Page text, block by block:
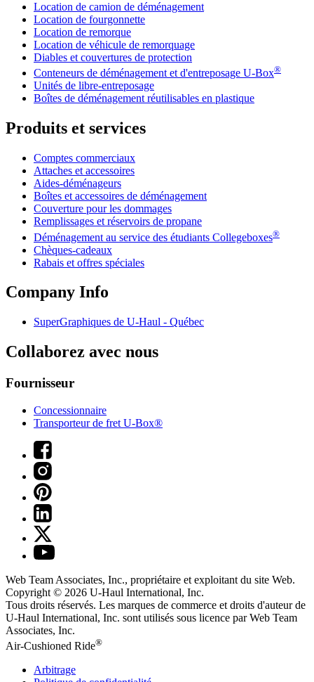
Location de camion de déménagement
Location de fourgonnette
Location de remorque
Location de véhicule de remorquage
Diables et couvertures de protection
Conteneurs de déménagement et d'entreposage U-Box®
Unités de libre-entreposage
Boîtes de déménagement réutilisables en plastique
Produits et services
Comptes commerciaux
Attaches et accessoires
Aides-déménageurs
Boîtes et accessoires de déménagement
Couverture pour les dommages
Remplissages et réservoirs de propane
Déménagement au service des étudiants Collegeboxes®
Chèques-cadeaux
Rabais et offres spéciales
Company Info
SuperGraphiques de U-Haul - Québec
Collaborez avec nous
Fournisseur
Concessionnaire
Transporteur de fret U-Box®
Web Team Associates, Inc., propriétaire et exploitant du site Web.
Copyright © 2026 U-Haul International, Inc.
Tous droits réservés. Les marques de commerce et droits d'auteur de
U-Haul International, Inc. sont utilisés sous licence par Web Team
Associates, Inc.
Air-Cushioned Ride®
Arbitrage